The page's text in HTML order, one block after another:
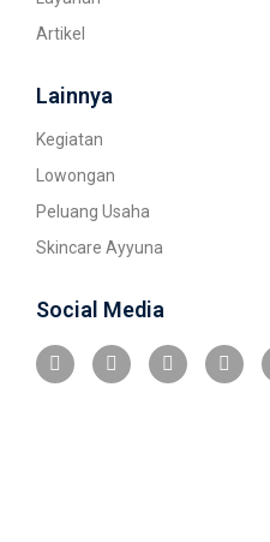
Artikel
Lainnya
Kegiatan
Lowongan
Peluang Usaha
Skincare Ayyuna
Social Media